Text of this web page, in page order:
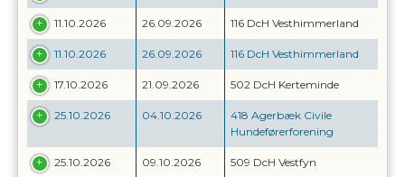
11.10.2026 26.09.2026 116 DcH Vesthimmerland
11.10.2026 26.09.2026 116 DcH Vesthimmerland
17.10.2026 21.09.2026 502 DcH Kerteminde
25.10.2026 04.10.2026
418 Agerbæk Civile
Hundeførerforening
25.10.2026 09.10.2026 509 DcH Vestfyn